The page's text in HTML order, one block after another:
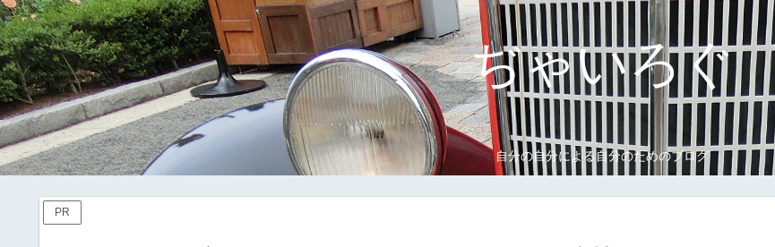
ぢゃいろぐ
自分の自分による自分のためのブログ
PR